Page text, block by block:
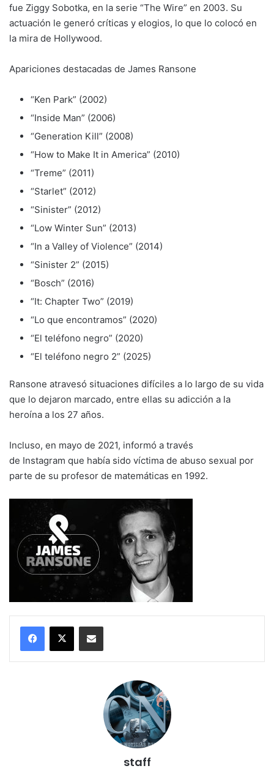
fue Ziggy Sobotka, en la serie “The Wire” en 2003. Su
actuación le generó críticas y elogios, lo que lo colocó en
la mira de Hollywood.
Apariciones destacadas de James Ransone
“Ken Park” (2002)
“Inside Man” (2006)
“Generation Kill” (2008)
“How to Make It in America” (2010)
“Treme” (2011)
“Starlet” (2012)
“Sinister” (2012)
“Low Winter Sun” (2013)
“In a Valley of Violence” (2014)
“Sinister 2” (2015)
“Bosch” (2016)
“It: Chapter Two” (2019)
“Lo que encontramos” (2020)
“El teléfono negro” (2020)
“El teléfono negro 2” (2025)
Ransone atravesó situaciones difíciles a lo largo de su vida
que lo dejaron marcado, entre ellas su adicción a la
heroína a los 27 años.
Incluso, en mayo de 2021, informó a través
de Instagram que había sido víctima de abuso sexual por
parte de su profesor de matemáticas en 1992.
Compartir por correo electrónico
staff